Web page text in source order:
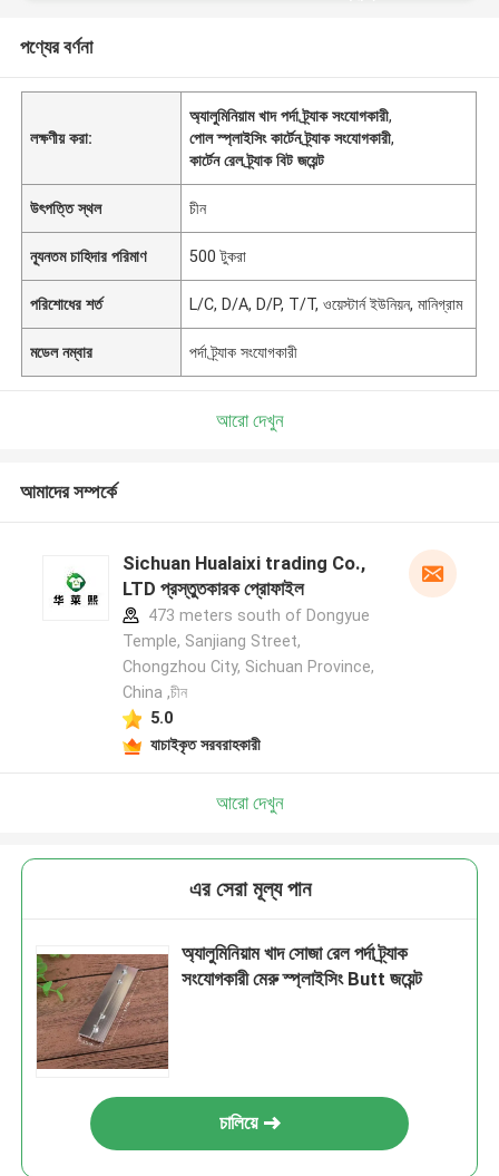
পণ্যের বর্ণনা
লক্ষণীয় করা:
অ্যালুমিনিয়াম খাদ পর্দা ট্র্যাক সংযোগকারী,
পোল স্প্লাইসিং কার্টেন ট্র্যাক সংযোগকারী,
কার্টেন রেল ট্র্যাক বিট জয়েন্ট
উৎপত্তি স্থল চীন
ন্যূনতম চাহিদার পরিমাণ 500 টুকরা
পরিশোধের শর্ত L/C, D/A, D/P, T/T, ওয়েস্টার্ন ইউনিয়ন, মানিগ্রাম
মডেল নম্বার পর্দা ট্র্যাক সংযোগকারী
আরো দেখুন
আমাদের সম্পর্কে
Sichuan Hualaixi trading Co.,
LTD প্রস্তুতকারক প্রোফাইল
473 meters south of Dongyue
Temple, Sanjiang Street,
Chongzhou City, Sichuan Province,
China ,চীন
5.0
যাচাইকৃত সরবরাহকারী
আরো দেখুন
এর সেরা মূল্য পান
অ্যালুমিনিয়াম খাদ সোজা রেল পর্দা ট্র্যাক
সংযোগকারী মেরু স্প্লাইসিং Butt জয়েন্ট
চালিয়ে